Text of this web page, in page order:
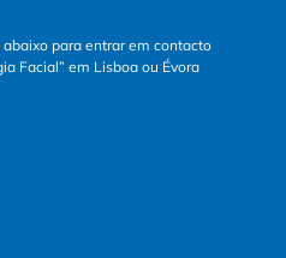
para entrar em contacto
Facial” em Lisboa ou Évora